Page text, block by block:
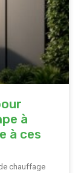
à
à ces
chauffage